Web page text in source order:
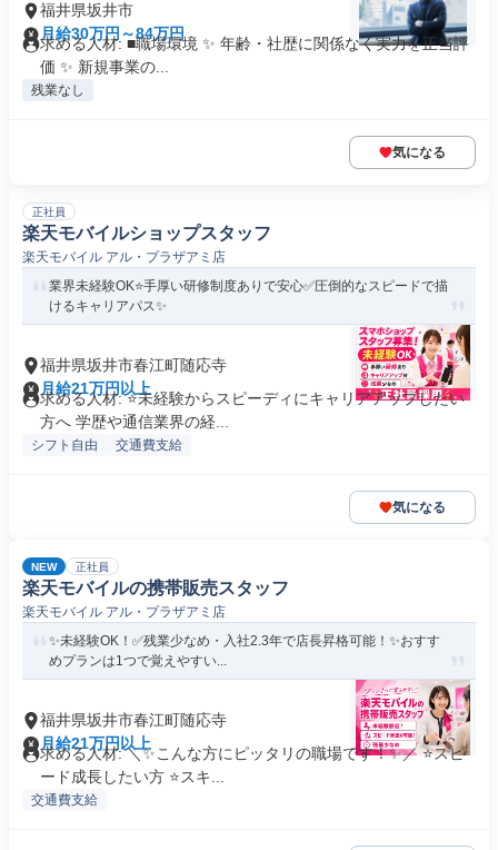
福井県坂井市
月給30万円～84万円
求める人材: ■職場環境 ✨ 年齢・社歴に関係なく実力を正当評
価 ✨ 新規事業の...
残業なし
気になる
正社員
楽天モバイルショップスタッフ
楽天モバイル アル・プラザアミ店
業界未経験OK⭐️手厚い研修制度ありで安心✅圧倒的なスピードで描
けるキャリアパス✨
福井県坂井市春江町随応寺
月給21万円以上
求める人材: ⭐未経験からスピーディにキャリアアップしたい
方へ 学歴や通信業界の経...
シフト自由 交通費支給
気になる
NEW 正社員
楽天モバイルの携帯販売スタッフ
楽天モバイル アル・プラザアミ店
✨未経験OK！✅残業少なめ・入社2.3年で店長昇格可能！✨おすす
めプランは1つで覚えやすい...
福井県坂井市春江町随応寺
月給21万円以上
求める人材: ＼✨こんな方にピッタリの職場です！✨／ ⭐スピ
ード成長したい方 ⭐スキ...
交通費支給